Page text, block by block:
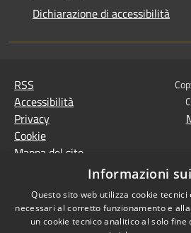
Dichiarazione di accessibilità
RSS
Accessibilità
Privacy
Cookie
Mappa del sito
Intranet
Informazioni
Questo sito web utilizza cookie
necessari al corretto funzionamento e
un cookie tecnico analitico al solo